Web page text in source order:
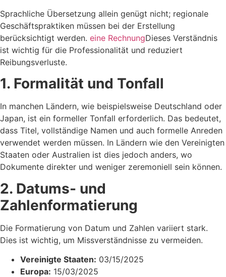
Sprachliche Übersetzung allein genügt nicht; regionale
Geschäftspraktiken müssen bei der Erstellung
berücksichtigt werden. eine RechnungDieses Verständnis
ist wichtig für die Professionalität und reduziert
Reibungsverluste.
1. Formalität und Tonfall
In manchen Ländern, wie beispielsweise Deutschland oder
Japan, ist ein formeller Tonfall erforderlich. Das bedeutet,
dass Titel, vollständige Namen und auch formelle Anreden
verwendet werden müssen. In Ländern wie den Vereinigten
Staaten oder Australien ist dies jedoch anders, wo
Dokumente direkter und weniger zeremoniell sein können.
2. Datums- und
Zahlenformatierung
Die Formatierung von Datum und Zahlen variiert stark.
Dies ist wichtig, um Missverständnisse zu vermeiden.
Vereinigte Staaten: 03/15/2025
Europa: 15/03/2025